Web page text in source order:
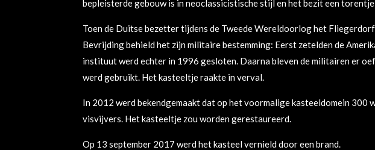
bepleisterde gebouw is in neoclassicistische stijl en het bezit een
Toen de Duitse bezetter tijdens de Tweede Wereldoorlog het
Bevrijding behield het zijn militaire bestemming: Eerst zetelden de
instituut werd echter in 1996 gesloten. Daarna bleven de militairen er
werd gebruikt. Het kasteeltje raakte in verval.
In 2012 werd bekendgemaakt dat op het voormalige kasteeldomein 300
visvijvers. Het kasteeltje zou worden gerestaureerd.
Op 13 september 2017 werd het kasteel vernield door een brand.